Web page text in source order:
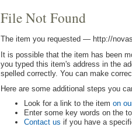
File Not Found
The item you requested — http://
It is possible that the item has been
you typed this item's address in the
spelled correctly. You can make
Here are some additional steps you
Look for a link to the item on
Enter some key words on the
Contact us if you have a